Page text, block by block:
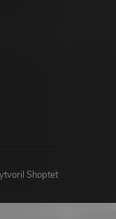
Shoptet